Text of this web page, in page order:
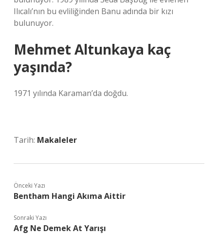
Ilıcalı’nın bu evliliğinden Banu adında bir kızı
bulunuyor.
Mehmet Altunkaya kaç
yaşında?
1971 yılında Karaman’da doğdu.
Tarih: Makaleler
Önceki Yazı
Bentham Hangi Akıma Aittir
Sonraki Yazı
Afg Ne Demek At Yarışı